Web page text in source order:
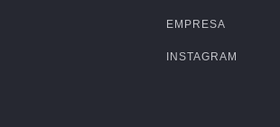
EMPRESA
INSTAGRAM